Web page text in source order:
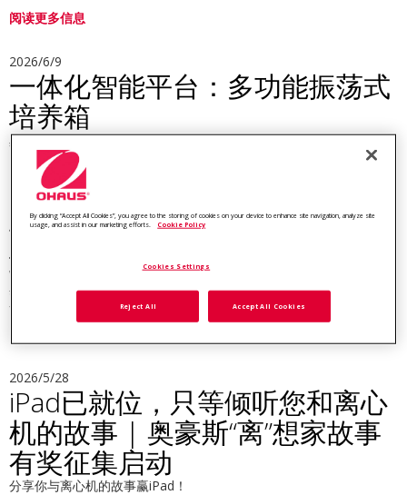
阅读更多信息
2026/6/9
一体化智能平台：多功能振荡式
培养箱
真正实现“一机多能”：制冷、加热、旋转、摇摆、搅拌与振荡。
阅读更多信息
2026/6/9
世界海洋日|让离心机的“低温”运
转，同步守护海洋的“恒温”
奥豪斯Frontier™ 5000离心机全系更换全新环保型制冷剂R290，让每
一次离心，更绿色环保。
2026/5/28
iPad已就位，只等倾听您和离心
机的故事 | 奥豪斯“离”想家故事
有奖征集启动
分享你与离心机的故事赢iPad！
By clicking “Accept All Cookies”, you agree to the storing of cookies on your device to enhance site navigation, analyze site
usage, and assist in our marketing efforts.
Cookie Policy
Cookies Settings
Reject All Accept All Cookies